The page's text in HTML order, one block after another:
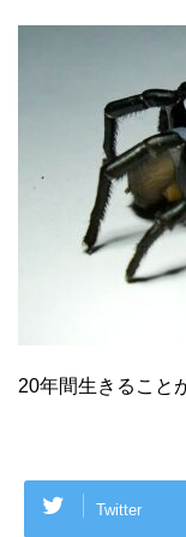
20年間生きること
Twitter